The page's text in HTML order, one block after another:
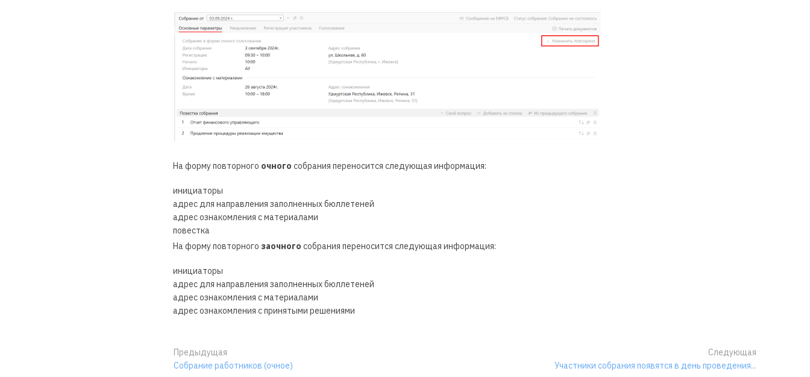
На форму повторного очного собрания переносится следующая информация:
инициаторы
адрес для направления заполненных бюллетеней
адрес ознакомления с материалами
повестка
На форму повторного заочного собрания переносится следующая информация:
инициаторы
адрес для направления заполненных бюллетеней
адрес ознакомления с материалами
адрес ознакомления с принятыми решениями
Предыдущая
Собрание работников (очное)
Следующая
Участники собрания появятся в день проведения...